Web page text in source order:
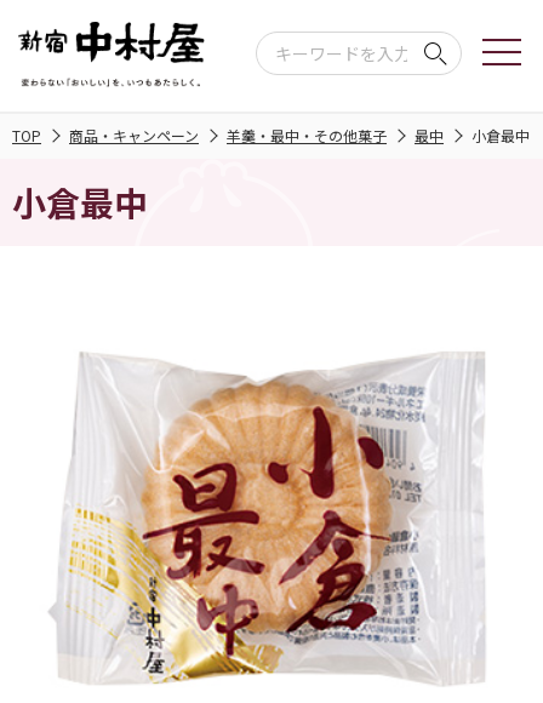
TOP 商品・キャンペーン 羊羹・最中・その他菓子 最中 小倉最中
小倉最中